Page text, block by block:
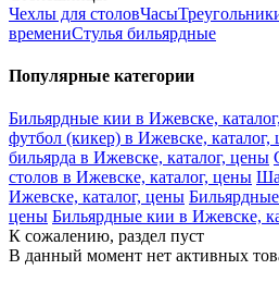
Чехлы для столовЧасы
времениСтулья бильярдные
Популярные категории
Бильярдные кии в Ижевске,
футбол (кикер) в Ижевске, каталог,
бильярда в Ижевске, каталог, цены
столов в Ижевске, каталог, цены
Ижевске, каталог, цены
цены Бильярдные кии в Ижевске,
К сожалению, раздел пуст
В данный момент нет активных